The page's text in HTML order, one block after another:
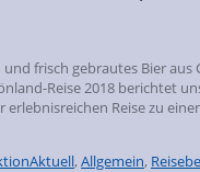
frisch gebrautes Bier aus
Reise 2018 berichtet
Reise zu
Aktuell, Allgemein,